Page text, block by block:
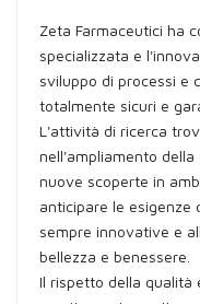
Zeta Farmaceutici ha
specializzata e
sviluppo di processi e
totalmente sicuri e
L'attività di ricerca
nell'ampliamento
nuove scoperte in
anticipare le esigenze
sempre innovative e
bellezza e benessere.
Il rispetto della